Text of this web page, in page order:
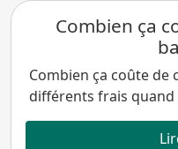
Combien ça
Combien ça coûte de
différents frais quand